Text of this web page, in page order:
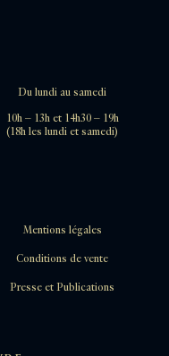
Du lundi au samedi
10h – 13h et 14h30 – 19h
(18h les lundi et samedi)
Mentions légales
Conditions de vente
Presse et Publications